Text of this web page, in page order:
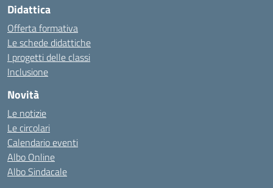
Didattica
Offerta formativa
Le schede didattiche
I progetti delle classi
Inclusione
Novità
Le notizie
Le circolari
Calendario eventi
Albo Online
Albo Sindacale